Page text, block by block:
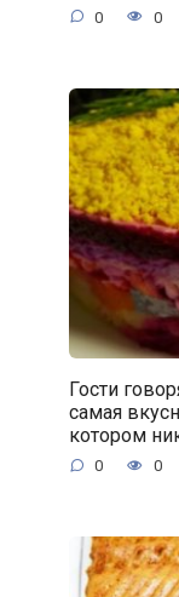
0 0
Гости
самая
котором
0 0